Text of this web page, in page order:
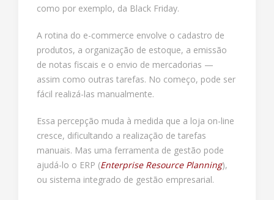
como por exemplo, da Black Friday.
A rotina do e-commerce envolve o cadastro de
produtos, a organização de estoque, a emissão
de notas fiscais e o envio de mercadorias —
assim como outras tarefas. No começo, pode ser
fácil realizá-las manualmente.
Essa percepção muda à medida que a loja on-line
cresce, dificultando a realização de tarefas
manuais. Mas uma ferramenta de gestão pode
ajudá-lo o ERP (Enterprise Resource Planning),
ou sistema integrado de gestão empresarial.